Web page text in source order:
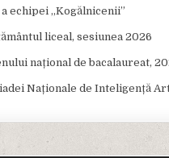
echipei ,,Kogălnicenii”
liceal, sesiunea 2026
național de bacalaureat,
Naționale de Inteligență